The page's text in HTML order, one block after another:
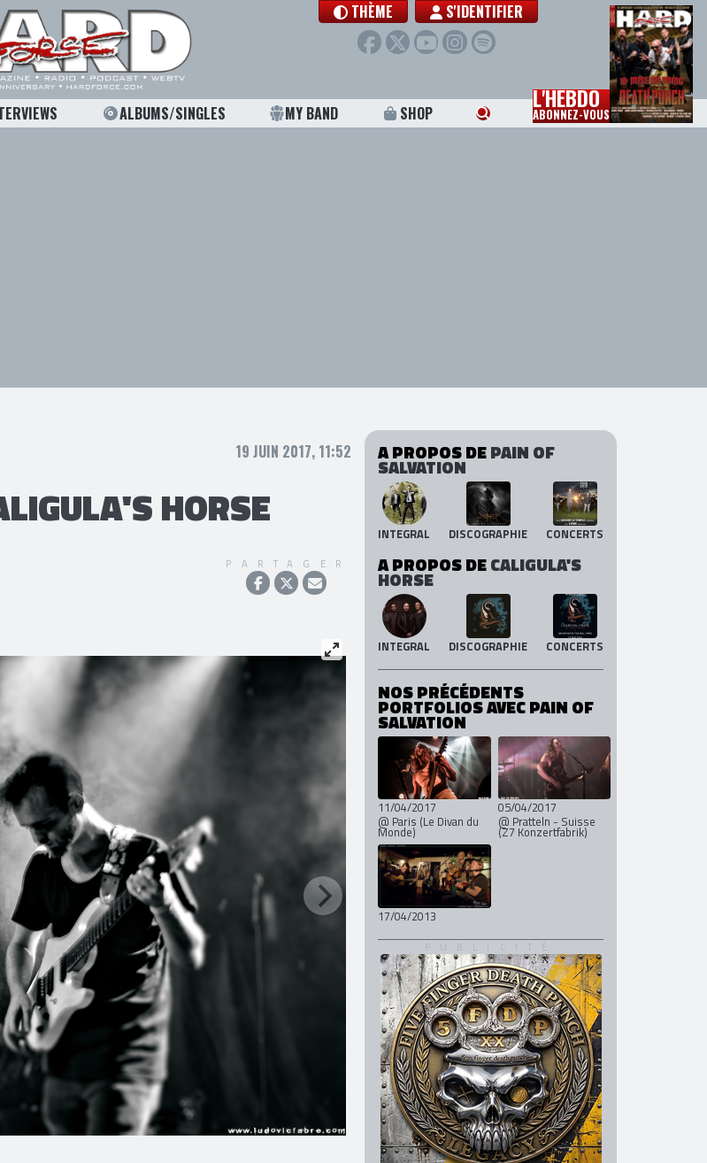
THÈME S'IDENTIFIER
ALBUMS/SINGLES MY BAND SHOP L'HEBDO
ABONNEZ-VOUS
19 JUIN 2017, 11:52
HORSE
PARTAGER
A PROPOS DEPAIN OF
SALVATION
INTEGRAL DISCOGRAPHIE CONCERTS
A PROPOS DECALIGULA'S
HORSE
INTEGRAL DISCOGRAPHIE CONCERTS
NOS PRÉCÉDENTS
PORTFOLIOS AVEC PAIN OF
SALVATION
11/04/2017
@ Paris (Le Divan du
Monde)
05/04/2017
@ Pratteln - Suisse
(Z7 Konzertfabrik)
17/04/2013